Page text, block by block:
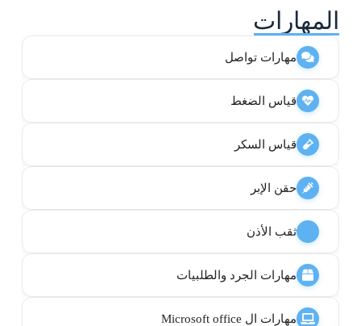
المهارات
مهارات تواصل
قياس الضغط
قياس السكر
حقن الإبر
ثقب الأذن
مهارات الجرد والطلبيات
مهارات ال Microsoft office